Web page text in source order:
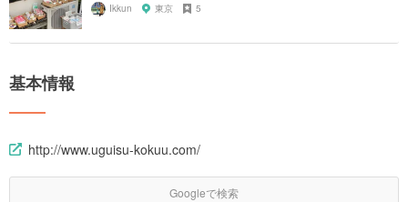
Ikkun 東京 5
基本情報
http://www.uguisu-kokuu.com/
Googleで検索